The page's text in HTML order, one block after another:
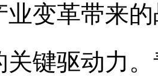
业变革带来
关键驱动力